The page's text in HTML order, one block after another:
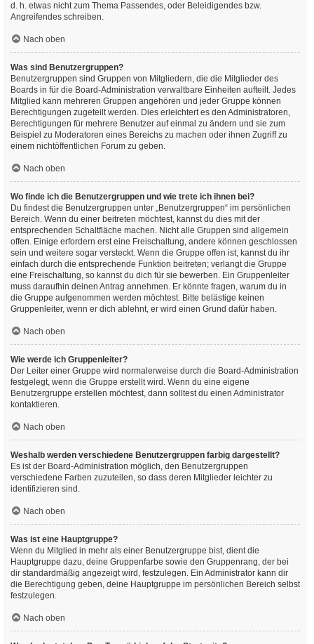
d. h. etwas nicht zum Thema Passendes, oder Beleidigendes bzw.
Angreifendes schreiben.
Nach oben
Was sind Benutzergruppen?
Benutzergruppen sind Gruppen von Mitgliedern, die die Mitglieder des
Boards in für die Board-Administration verwaltbare Einheiten aufteilt. Jedes
Mitglied kann mehreren Gruppen angehören und jeder Gruppe können
Berechtigungen zugeteilt werden. Dies erleichtert es den Administratoren,
Berechtigungen für mehrere Benutzer auf einmal zu ändern und sie zum
Beispiel zu Moderatoren eines Bereichs zu machen oder ihnen Zugriff zu
einem nichtöffentlichen Forum zu geben.
Nach oben
Wo finde ich die Benutzergruppen und wie trete ich ihnen bei?
Du findest die Benutzergruppen unter „Benutzergruppen“ im persönlichen
Bereich. Wenn du einer beitreten möchtest, kannst du dies mit der
entsprechenden Schaltfläche machen. Nicht alle Gruppen sind allgemein
offen. Einige erfordern erst eine Freischaltung, andere können geschlossen
sein und weitere sogar versteckt. Wenn die Gruppe offen ist, kannst du ihr
einfach durch die entsprechende Funktion beitreten; verlangt die Gruppe
eine Freischaltung, so kannst du dich für sie bewerben. Ein Gruppenleiter
muss daraufhin deinen Antrag annehmen. Er könnte fragen, warum du in
die Gruppe aufgenommen werden möchtest. Bitte belästige keinen
Gruppenleiter, wenn er dich ablehnt, er wird einen Grund dafür haben.
Nach oben
Wie werde ich Gruppenleiter?
Der Leiter einer Gruppe wird normalerweise durch die Board-Administration
festgelegt, wenn die Gruppe erstellt wird. Wenn du eine eigene
Benutzergruppe erstellen möchtest, dann solltest du einen Administrator
kontaktieren.
Nach oben
Weshalb werden verschiedene Benutzergruppen farbig dargestellt?
Es ist der Board-Administration möglich, den Benutzergruppen
verschiedene Farben zuzuteilen, so dass deren Mitglieder leichter zu
identifizieren sind.
Nach oben
Was ist eine Hauptgruppe?
Wenn du Mitglied in mehr als einer Benutzergruppe bist, dient die
Hauptgruppe dazu, deine Gruppenfarbe sowie den Gruppenrang, der bei
dir standardmäßig angezeigt wird, festzulegen. Ein Administrator kann dir
die Berechtigung geben, deine Hauptgruppe im persönlichen Bereich selbst
festzulegen.
Nach oben